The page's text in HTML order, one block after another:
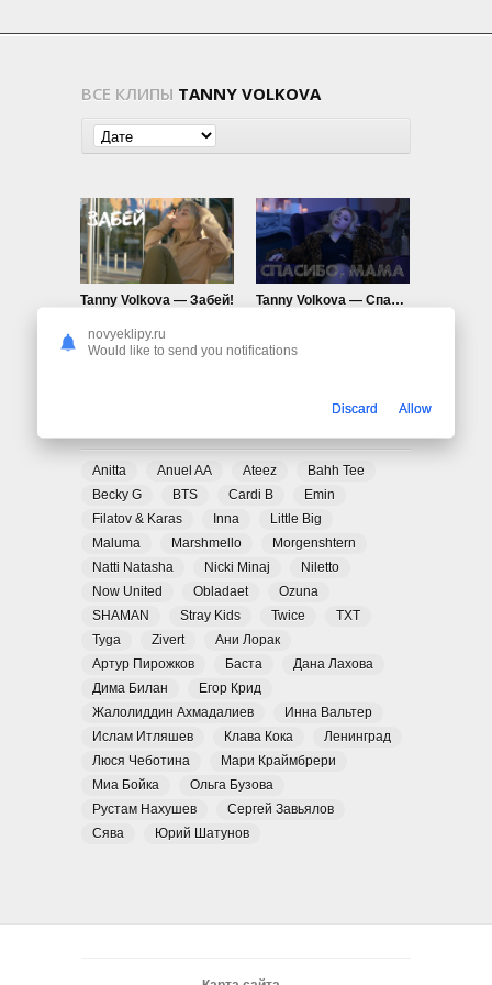
ВСЕ КЛИПЫ TANNY VOLKOVA
Tanny Volkova — Забей!
Tanny Volkova — Спасибо, мама!
Anitta Anuel AA Ateez
Bahh Tee
Becky G
BTS Cardi B
Emin
Filatov & Karas
Inna
Little Big
Maluma
Marshmello
Morgenshtern
Natti Natasha
Nicki Minaj
Niletto
Now United
Obladaet
Ozuna
SHAMAN
Stray Kids Twice
TXT
Tyga
Zivert
Ани Лорак
Артур Пирожков
Баста
Дана Лахова
Дима Билан
Егор Крид
Жалолиддин Ахмадалиев
Инна Вальтер
Ислам Итляшев
Клава Кока
Ленинград
Люся Чеботина
Мари Краймбрери
Миа Бойка
Ольга Бузова
Рустам Нахушев
Сергей Завьялов
Сява
Юрий Шатунов
novyeklipy.ru
Would like to send you notifications
Discard Allow